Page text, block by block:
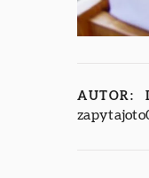
AUTOR:
zapytajoto